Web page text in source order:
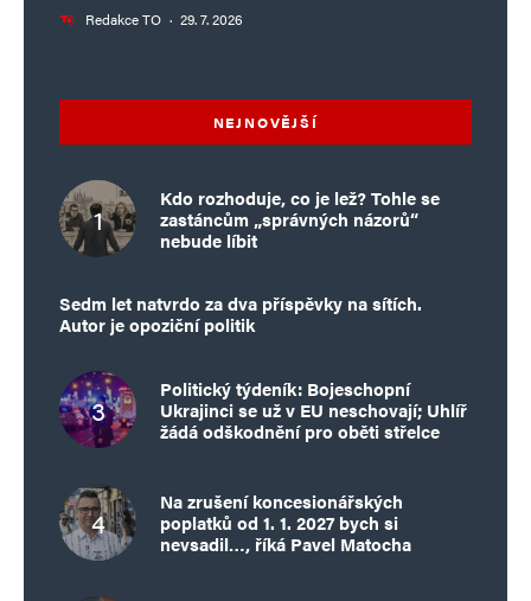
Redakce TO · 29. 7. 2026
NEJNOVĚJŠÍ
Kdo rozhoduje, co je lež? Tohle se
zastáncům „správných názorů“
nebude líbit
Sedm let natvrdo za dva příspěvky na sítích.
Autor je opoziční politik
Politický týdeník: Bojeschopní
Ukrajinci se už v EU neschovají; Uhlíř
žádá odškodnění pro oběti střelce
Na zrušení koncesionářských
poplatků od 1. 1. 2027 bych si
nevsadil…, říká Pavel Matocha